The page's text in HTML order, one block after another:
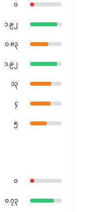
၀
၁.၉၂
၀.၈၃
၁.၉၂
၁၃
၄
၅
၀
၀.၇၃